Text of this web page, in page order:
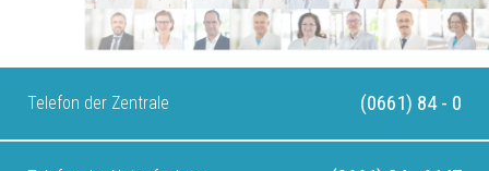
Telefon der Zentrale (0661) 84 - 0